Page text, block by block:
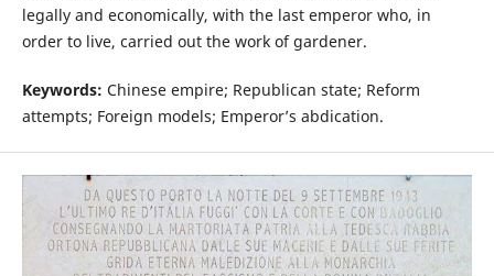
legally and economically, with the last emperor who, in
order to live, carried out the work of gardener.
Keywords: Chinese empire; Republican state; Reform
attempts; Foreign models; Emperor’s abdication.